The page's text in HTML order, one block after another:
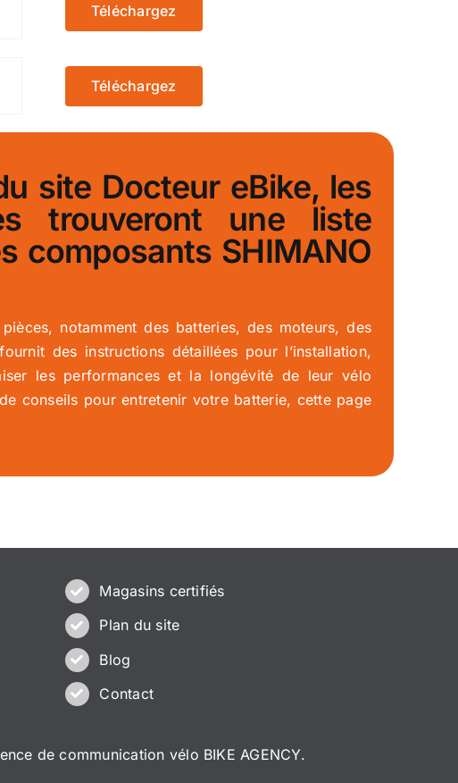
Téléchargez
Téléchargez
site Docteur eBike, les
trouveront une liste
composants SHIMANO
notamment des batteries, des moteurs, des
des instructions détaillées pour l’installation,
les performances et la longévité de leur vélo
conseils pour entretenir votre batterie, cette page
Magasins certifiés
Plan du site
Blog
Contact
de communication vélo BIKE AGENCY.